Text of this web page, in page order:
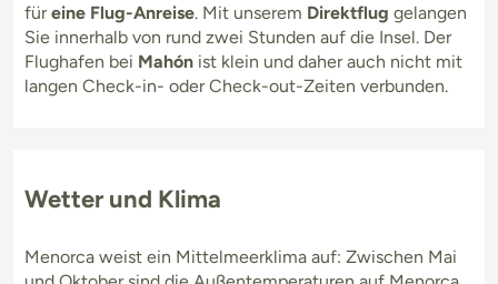
füreine Flug-Anreise. Mit unserem Direktflug gelangen
Sie innerhalb von rund zwei Stunden auf die Insel. Der
Flughafen bei Mahón ist klein und daher auch nicht mit
langen Check-in- oder Check-out-Zeiten verbunden.
Wetter und Klima
Menorca weist ein Mittelmeerklima auf: Zwischen Mai